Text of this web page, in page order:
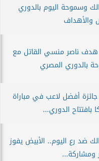
وسموحة اليوم بالدوري
والأهداف
هدف ناصر منسي القاتل مع
بالدوري المصري
أفضل لاعب في مباراة
بافتتاح الدوري...
ضد رع اليوم.. الأبيض يفوز
ومشاركة...